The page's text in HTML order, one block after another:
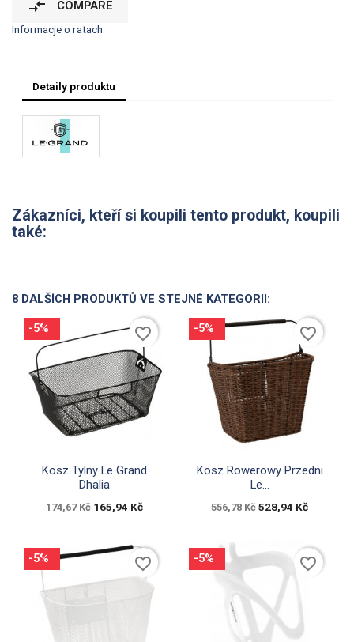
compare_arrows COMPARE
Informacje o ratach
Detaily produktu
Zákazníci, kteří si koupili tento produkt, koupili
také:
8 DALŠÍCH PRODUKTŮ VE STEJNÉ KATEGORII:
Rychlý náhled
Kosz Tylny Le Grand
Dhalia
174,67 Kč 165,94 Kč
-5% favorite_border
Rychlý náhled
Kosz Rowerowy Przedni
Le...
556,78 Kč 528,94 Kč
-5% favorite_border
-5% favorite_border -5% favorite_border